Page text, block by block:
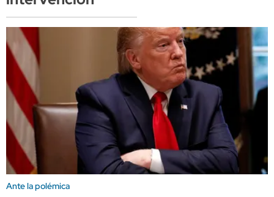
Ante la polémica